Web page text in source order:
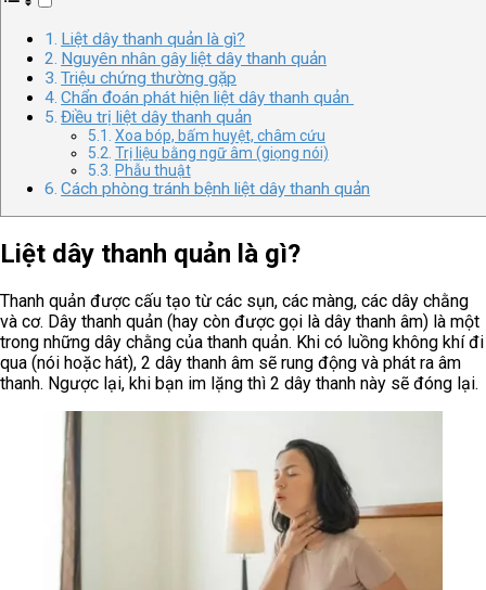
Liệt dây thanh quản là gì?
Nguyên nhân gây liệt dây thanh quản
Triệu chứng thường gặp
Chẩn đoán phát hiện liệt dây thanh quản
Điều trị liệt dây thanh quản
Xoa bóp, bấm huyệt, châm cứu
Trị liệu bằng ngữ âm (giọng nói)
Phẫu thuật
Cách phòng tránh bệnh liệt dây thanh quản
Liệt dây thanh quản là gì?
Thanh quản được cấu tạo từ các sụn, các màng, các dây chằng
và cơ. Dây thanh quản (hay còn được gọi là dây thanh âm) là một
trong những dây chằng của thanh quản. Khi có luồng không khí đi
qua (nói hoặc hát), 2 dây thanh âm sẽ rung động và phát ra âm
thanh. Ngược lại, khi bạn im lặng thì 2 dây thanh này sẽ đóng lại.